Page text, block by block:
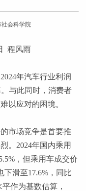
会科学院
程风雨
2024年汽车行业利润
与此同时，消费者
以应对的困境。
市场竞争是首要推
。 2024年国内乘用
，但乘用车成交价
下滑至17.6%，同比
作为基数估算，